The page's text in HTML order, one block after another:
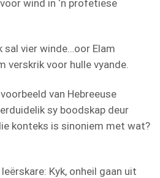
wind in ‘n profetiese
sal vier winde…oor Elam
verskrik voor hulle vyande.
van Hebreeuse
sy boodskap deur
konteks is sinoniem met wat?
Kyk, onheil gaan uit